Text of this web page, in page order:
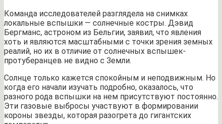
Команда исследователей разглядела на снимках
локальные вспышки — солнечные костры. Дэвид
Бергманс, астроном из Бельгии, заявил, что явления
хоть и являются масштабными с точки зрения земных
реалий, но их в отличие от солнечных вспышек-
протуберанцев не видно с Земли.
Солнце только кажется спокойным и неподвижным. Но
когда его начали изучать подробно, оказалось, что
разного рода вспышки на нем присутствуют постоянно.
Эти газовые выбросы участвуют в формировании
короны звезды, которая разогрета до гигантских